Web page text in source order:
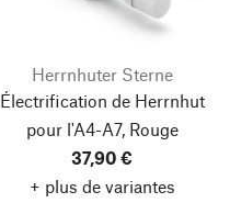
Herrnhuter Sterne
Électrification de Herrnhut
pour l'A4-A7, Rouge
37,90 €
+ plus de variantes